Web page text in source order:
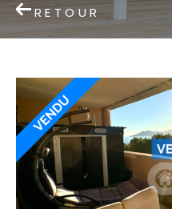
RETOUR